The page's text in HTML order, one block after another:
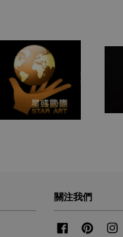
關注我們
FacebookPinterest